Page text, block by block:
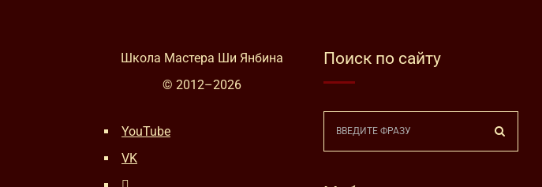
Школа Мастера Ши Янбина
© 2012–2026
YouTube
VK
Поиск по сайту